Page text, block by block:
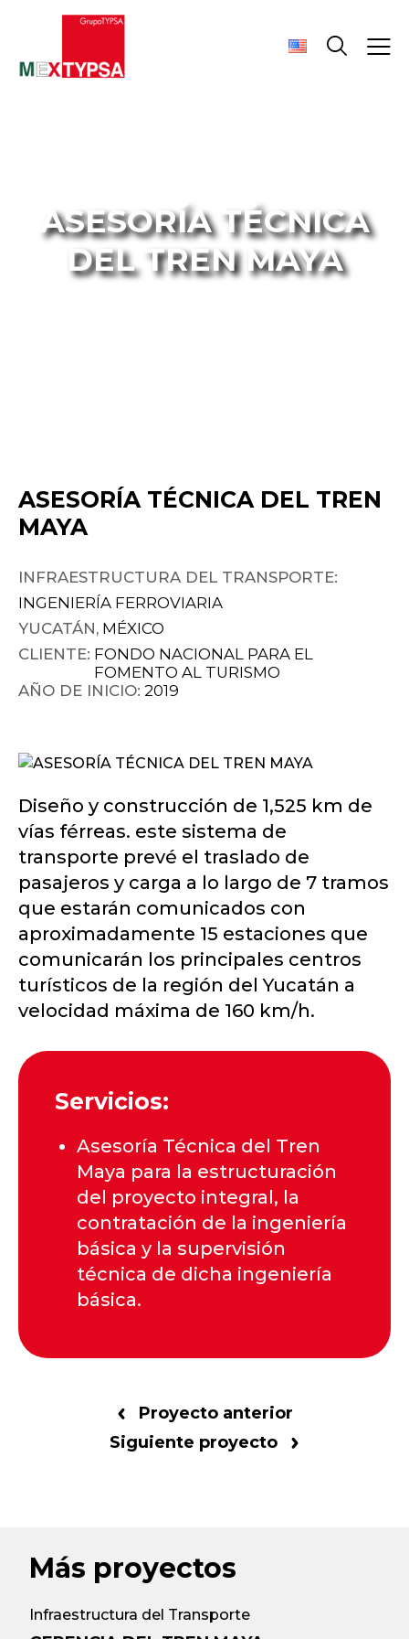
ASESORÍA TÉCNICA
DEL TREN MAYA
ASESORÍA TÉCNICA DEL TREN
MAYA
INFRAESTRUCTURA DEL TRANSPORTE:
INGENIERÍA FERROVIARIA
YUCATÁN, MÉXICO
CLIENTE: FONDO NACIONAL PARA EL
FOMENTO AL TURISMO
AÑO DE INICIO: 2019
Diseño y construcción de 1,525 km de
vías férreas. este sistema de
transporte prevé el traslado de
pasajeros y carga a lo largo de 7 tramos
que estarán comunicados con
aproximadamente 15 estaciones que
comunicarán los principales centros
turísticos de la región del Yucatán a
velocidad máxima de 160 km/h.
Servicios:
Asesoría Técnica del Tren
Maya para la estructuración
del proyecto integral, la
contratación de la ingeniería
básica y la supervisión
técnica de dicha ingeniería
básica.
Proyecto anterior
Siguiente proyecto
Más proyectos
Infraestructura del Transporte